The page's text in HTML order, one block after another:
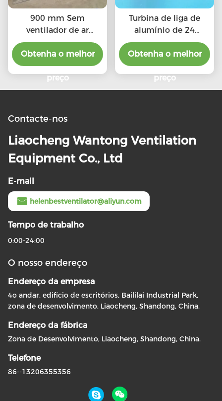
900 mm Sem
ventilador de ar
condicionado
Obtenha o melhor
preço
Turbina de liga de
alumínio de 24
polegadas sem
ventilador de
eletricidade
Obtenha o melhor
preço
Contacte-nos
Liaocheng Wantong Ventilation
Equipment Co., Ltd
E-mail
helenbestventilator@aliyun.com
Tempo de trabalho
0:00-24:00
O nosso endereço
Endereço da empresa
4o andar, edifício de escritórios, Baililai Industrial Park,
zona de desenvolvimento, Liaocheng, Shandong, China.
Endereço da fábrica
Zona de Desenvolvimento, Liaocheng, Shandong, China.
Telefone
86--13206355356